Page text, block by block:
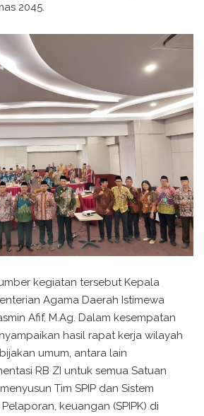
2045.
kegiatan tersebut Kepala
Agama Daerah Istimewa
Afif, M.Ag. Dalam kesempatan
hasil rapat kerja wilayah
umum, antara lain
RB ZI untuk semua Satuan
Tim SPIP dan Sistem
keuangan (SPIPK) di